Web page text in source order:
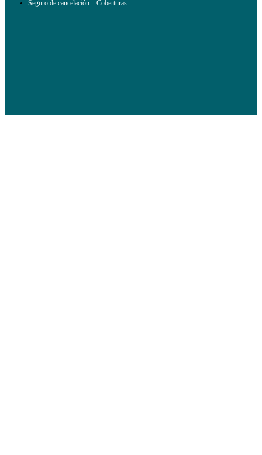
Seguro de cancelación – Coberturas